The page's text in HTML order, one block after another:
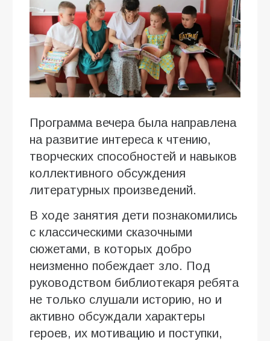
Программа вечера была направлена
на развитие интереса к чтению,
творческих способностей и навыков
коллективного обсуждения
литературных произведений.
В ходе занятия дети познакомились
с классическими сказочными
сюжетами, в которых добро
неизменно побеждает зло. Под
руководством библиотекаря ребята
не только слушали историю, но и
активно обсуждали характеры
героев, их мотивацию и поступки,